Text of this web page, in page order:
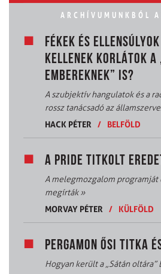
ARCHÍVUMUNKBÓL
FÉKEK ÉS
KELLENEK KORLÁTOK A
EMBEREKNEK” IS?
A szubjektív hangulatok és a
rossz tanácsadó az
HACK PÉTER
/ BELFÖLD
A PRIDE TITKOLT
A melegmozgalom
megírták»
MORVAY PÉTER
/ KÜLFÖLD
PERGAMON ŐSI TITKA
Hogyan került a „Sátán oltára”